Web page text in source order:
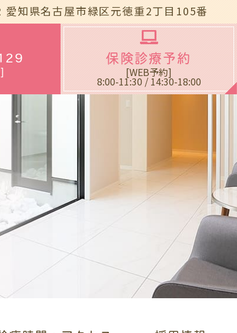
wp-
愛知県名古屋市緑区元徳重2丁目105番
保険診療予約
[WEB予約]
8:00-11:30 / 14:30-18:00